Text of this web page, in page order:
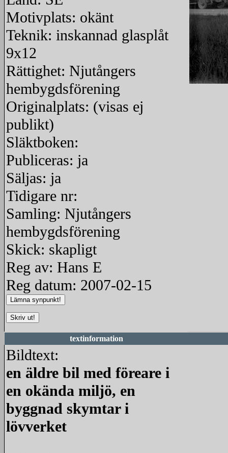
Motivplats: okänt
Teknik: inskannad glasplåt
9x12
Rättighet: Njutångers
hembygdsförening
Originalplats: (visas ej
publikt)
Släktboken:
Publiceras: ja
Säljas: ja
Tidigare nr:
Samling: Njutångers
hembygdsförening
Skick: skapligt
Reg av: Hans E
Reg datum: 2007-02-15
textinformation
Bildtext:
en äldre bil med föreare i
en okända miljö, en
byggnad skymtar i
lövverket